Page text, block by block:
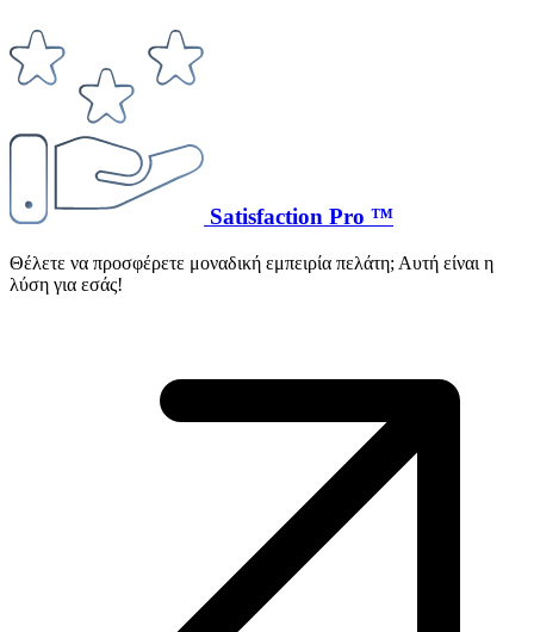
Satisfaction Pro ™
Θέλετε να προσφέρετε μοναδική εμπειρία πελάτη; Αυτή είναι η
λύση για εσάς!